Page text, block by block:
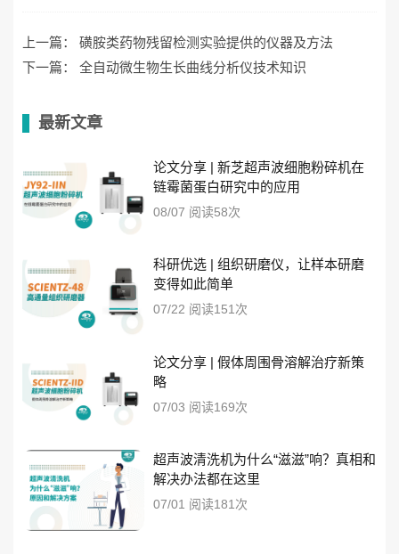
上一篇： 磺胺类药物残留检测实验提供的仪器及方法
下一篇： 全自动微生物生长曲线分析仪技术知识
最新文章
论文分享 | 新芝超声波细胞粉碎机在
链霉菌蛋白研究中的应用
08/07 阅读58次
科研优选 | 组织研磨仪，让样本研磨
变得如此简单
07/22 阅读151次
论文分享 | 假体周围骨溶解治疗新策
略
07/03 阅读169次
超声波清洗机为什么“滋滋”响？真相和
解决办法都在这里
07/01 阅读181次